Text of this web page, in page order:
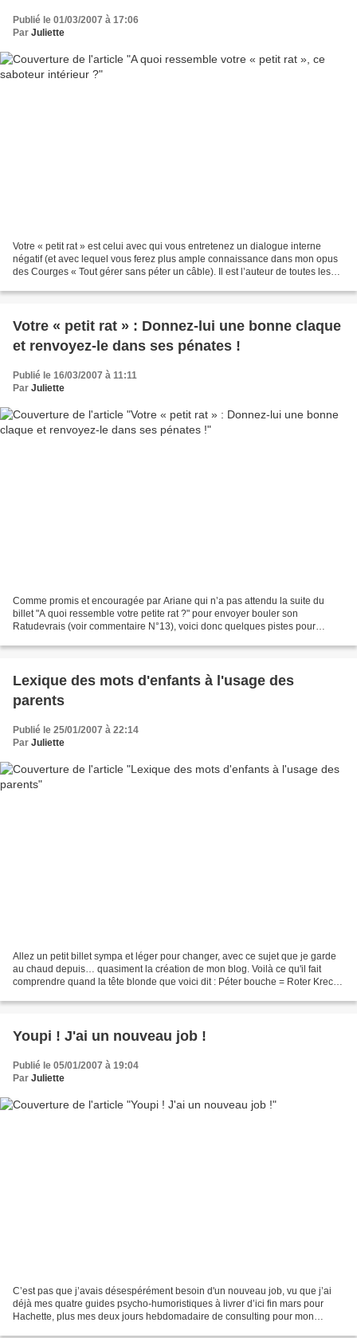
Publié le 01/03/2007 à 17:06
Par Juliette
Votre « petit rat » est celui avec qui vous entretenez un dialogue interne
négatif (et avec lequel vous ferez plus ample connaissance dans mon opus
des Courges « Tout gérer sans péter un câble). Il est l’auteur de toutes les
Votre « petit rat » : Donnez-lui une bonne claque
et renvoyez-le dans ses pénates !
Publié le 16/03/2007 à 11:11
Par Juliette
Comme promis et encouragée par Ariane qui n’a pas attendu la suite du
billet "A quoi ressemble votre petite rat ?" pour envoyer bouler son
Ratudevrais (voir commentaire N°13), voici donc quelques pistes pour
Lexique des mots d'enfants à l'usage des
parents
Publié le 25/01/2007 à 22:14
Par Juliette
Allez un petit billet sympa et léger pour changer, avec ce sujet que je garde
au chaud depuis… quasiment la création de mon blog. Voilà ce qu'il fait
comprendre quand la tête blonde que voici dit : Péter bouche = Roter Krechk
Youpi ! J'ai un nouveau job !
Publié le 05/01/2007 à 19:04
Par Juliette
C’est pas que j’avais désespérément besoin d'un nouveau job, vu que j’ai
déjà mes quatre guides psycho-humoristiques à livrer d’ici fin mars pour
Hachette, plus mes deux jours hebdomadaire de consulting pour mon